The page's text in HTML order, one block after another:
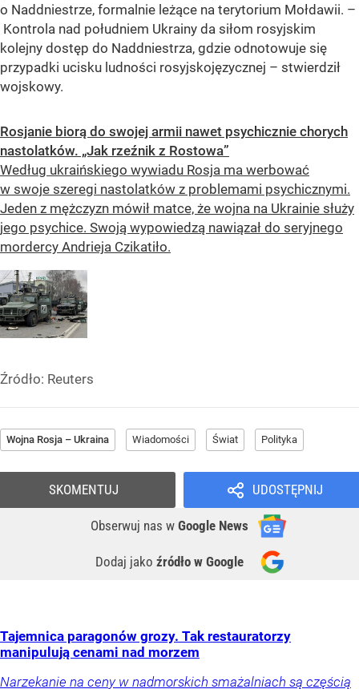
o Naddniestrze, formalnie leżące na terytorium Mołdawii. –
Kontrola nad południem Ukrainy da siłom rosyjskim
kolejny dostęp do Naddniestrza, gdzie odnotowuje się
przypadki ucisku ludności rosyjskojęzycznej – stwierdził
wojskowy.
Rosjanie biorą do swojej armii nawet psychicznie chorych
nastolatków. „Jak rzeźnik z Rostowa”
Według ukraińskiego wywiadu Rosja ma werbować
w swoje szeregi nastolatków z problemami psychicznymi.
Jeden z mężczyzn mówił matce, że wojna na Ukrainie służy
jego psychice. Swoją wypowiedzą nawiązał do seryjnego
mordercy Andrieja Czikatiło.
Źródło: Reuters
Wojna Rosja – Ukraina Wiadomości Świat Polityka
UDOSTĘPNIJ
Obserwuj nas w Google News
Dodaj jako źródło w Google
SKOMENTUJ
Tajemnica paragonów grozy. Tak restauratorzy
manipulują cenami nad morzem
Narzekanie na ceny w nadmorskich smażalniach są częścią